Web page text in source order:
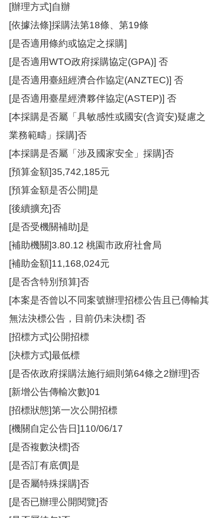
回
頁
網
站
導
覽
市
信
見
問
題
桃
園
政
隱
私
權
策
政
府
網
站
資
料
放
宣
告
網
站
安
全
策
[辦理方式]自辦
[依據法條]採購法第18條、第19條
[是否適用條約或協定之採購]
[是否適用WTO政府採購協定(GPA)] 否
[是否適用臺紐經濟合作協定(ANZTEC)] 否
[是否適用臺星經濟夥伴協定(ASTEP)] 否
[本採購是否屬「具敏感性或國安(含資安)疑慮之
業務範疇」採購]否
[本採購是否屬「涉及國家安全」採購]否
[預算金額]35,742,185元
[預算金額是否公開]是
[後續擴充]否
[是否受機關補助]是
[補助機關]3.80.12 桃園市政府社會局
[補助金額]11,168,024元
[是否含特別預算]否
[本案是否曾以不同案號辦理招標公告且已傳輸其
無法決標公告，目前仍未決標] 否
[招標方式]公開招標
[決標方式]最低標
[是否依政府採購法施行細則第64條之2辦理]否
[新增公告傳輸次數]01
[招標狀態]第一次公開招標
[機關自定公告日]110/06/17
[是否複數決標]否
[是否訂有底價]是
[是否屬特殊採購]否
[是否已辦理公開閱覽]否